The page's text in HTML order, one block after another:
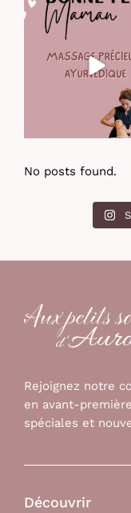
BONNE FÊTE
édition 2026
26 0
No posts found.
Rejoignez notre
en avant-
spéciales et
Découvrir